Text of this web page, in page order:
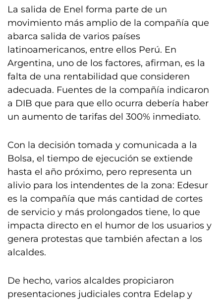
La salida de Enel forma parte de un
movimiento más amplio de la compañía que
abarca salida de varios países
latinoamericanos, entre ellos Perú. En
Argentina, uno de los factores, afirman, es la
falta de una rentabilidad que consideren
adecuada. Fuentes de la compañía indicaron
a DIB que para que ello ocurra debería haber
un aumento de tarifas del 300% inmediato.
Con la decisión tomada y comunicada a la
Bolsa, el tiempo de ejecución se extiende
hasta el año próximo, pero representa un
alivio para los intendentes de la zona: Edesur
es la compañía que más cantidad de cortes
de servicio y más prolongados tiene, lo que
impacta directo en el humor de los usuarios y
genera protestas que también afectan a los
alcaldes.
De hecho, varios alcaldes propiciaron
presentaciones judiciales contra Edelap y